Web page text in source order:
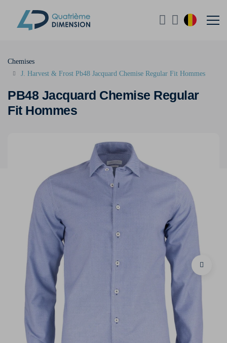
PB48 Jacquard Chemise Regular
Fit Hommes
Chemises
J. Harvest & Frost Pb48 Jacquard Chemise Regular Fit Hommes